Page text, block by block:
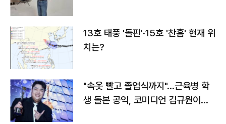
13호 태풍 '돌핀'·15호 '찬홈' 현재 위
치는?
"속옷 빨고 졸업식까지"…근육병 학
생 돌본 공익, 코미디언 김규원이었